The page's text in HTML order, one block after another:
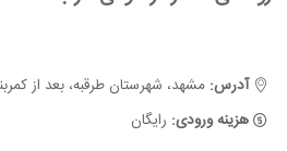
آدرس: مشهد، شهرستان طرقبه، بعد از
هزینه ورودی: رایگان